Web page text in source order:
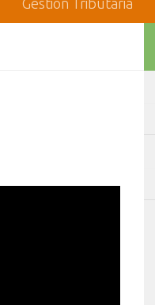
Gestión Tributaria